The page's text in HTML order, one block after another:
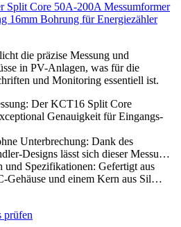
Split Core 50A-200A Messumformer
16mm Bohrung für Energiezähler
die präzise Messung und
in PV-Anlagen, was für die
und Monitoring essentiell ist.
Der KCT16 Split Core
Genauigkeit für Eingangs-
Unterbrechung: Dank des
Designs lässt sich dieser Messu…
und Spezifikationen: Gefertigt aus
Gehäuse und einem Kern aus Sil…
prüfen